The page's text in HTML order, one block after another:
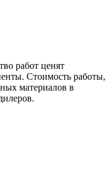
работ ценят
Стоимость работы,
материалов в